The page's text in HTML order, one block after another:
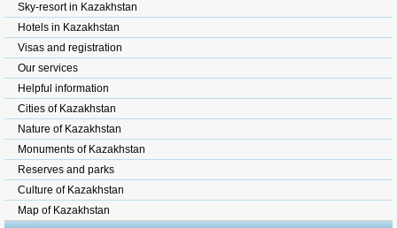
Sky-resort in Kazakhstan
Hotels in Kazakhstan
Visas and registration
Our services
Helpful information
Cities of Kazakhstan
Nature of Kazakhstan
Monuments of Kazakhstan
Reserves and parks
Culture of Kazakhstan
Map of Kazakhstan